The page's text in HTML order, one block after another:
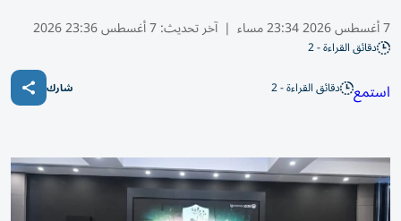
7 أغسطس 2026 23:34 مساء | آخر تحديث:7 أغسطس 23:36 2026
دقائق القراءة - 2
استمع دقائق القراءة - 2 شارك